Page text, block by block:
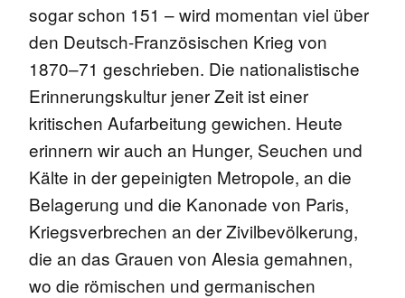
sogar schon 151 – wird momentan viel über
den Deutsch-Französischen Krieg von
1870–71 geschrieben. Die nationalistische
Erinnerungskultur jener Zeit ist einer
kritischen Aufarbeitung gewichen. Heute
erinnern wir auch an Hunger, Seuchen und
Kälte in der gepeinigten Metropole, an die
Belagerung und die Kanonade von Paris,
Kriegsverbrechen an der Zivilbevölkerung,
die an das Grauen von Alesia gemahnen,
wo die römischen und germanischen